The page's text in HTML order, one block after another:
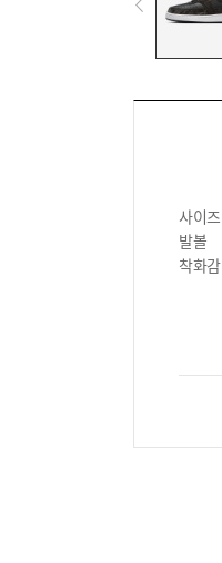
사이즈
발볼
착화감